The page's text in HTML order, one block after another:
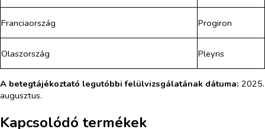
Franciaország Progiron
Olaszország Pleyris
A betegtájékoztató legutóbbi felülvizsgálatának dátuma: 2025.
augusztus.
Kapcsolódó termékek